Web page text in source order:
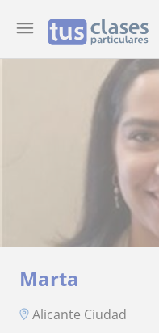
Marta
Alicante Ciudad